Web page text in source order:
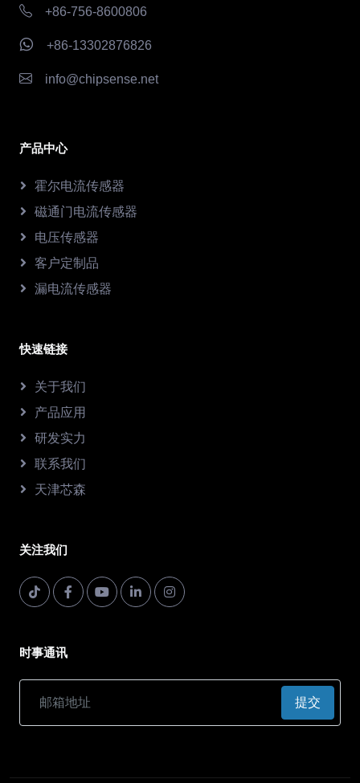
+86-756-8600806
+86-13302876826
info@chipsense.net
产品中心
霍尔电流传感器
磁通门电流传感器
电压传感器
客户定制品
漏电流传感器
快速链接
关于我们
产品应用
研发实力
联系我们
天津芯森
关注我们
时事通讯
提交